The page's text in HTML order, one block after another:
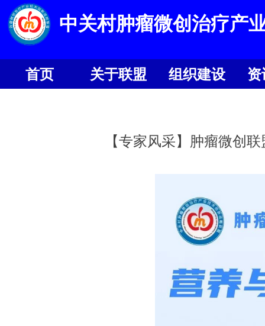
首页
关于联盟
组织建设
资
中关村肿瘤微创治疗产
【专家风采】肿瘤微创